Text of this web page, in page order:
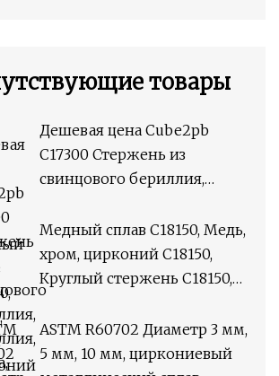
товары
Дешевая цена Cube2pb
C17300 Стержень из
свинцового бериллия,
медного сплава M25,
круглый стержень
Медный сплав C18150, Медь,
хром, цирконий C18150,
Круглый стержень C18150,
ASTM R60702 Диаметр 3 мм,
5 мм, 10 мм, циркониевый